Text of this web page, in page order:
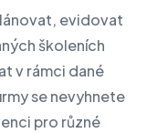
evidovat
školeních
v rámci dané
se nevyhnete
pro různé